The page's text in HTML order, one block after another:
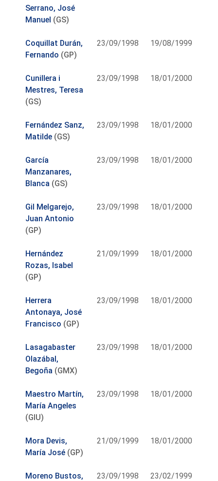
Serrano, José
Manuel (GS)
Coquillat Durán,
Fernando (GP)
23/09/1998 19/08/1999
Cunillera i
Mestres, Teresa
(GS)
23/09/1998 18/01/2000
Fernández Sanz,
Matilde (GS)
23/09/1998 18/01/2000
García
Manzanares,
Blanca (GS)
23/09/1998 18/01/2000
Gil Melgarejo,
Juan Antonio
(GP)
23/09/1998 18/01/2000
Hernández
Rozas, Isabel
(GP)
21/09/1999 18/01/2000
Herrera
Antonaya, José
Francisco (GP)
23/09/1998 18/01/2000
Lasagabaster
Olazábal,
Begoña (GMX)
23/09/1998 18/01/2000
Maestro Martín,
María Angeles
(GIU)
23/09/1998 18/01/2000
Mora Devis,
María José (GP)
21/09/1999 18/01/2000
Moreno Bustos,
23/09/1998 23/02/1999